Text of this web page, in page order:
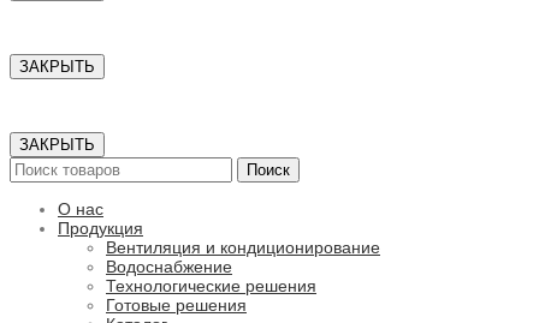
ЗАКРЫТЬ
ЗАКРЫТЬ
Поиск
О нас
Продукция
Вентиляция и кондиционирование
Водоснабжение
Технологические решения
Готовые решения